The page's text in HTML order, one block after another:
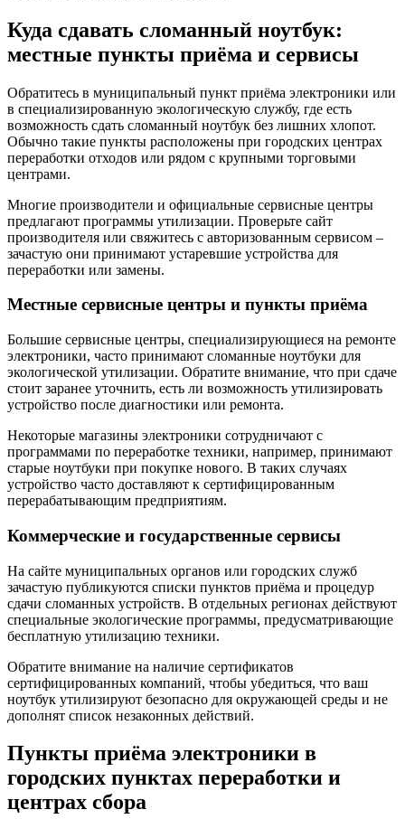
Куда сдавать сломанный ноутбук:
местные пункты приёма и сервисы
Обратитесь в муниципальный пункт приёма электроники или
в специализированную экологическую службу, где есть
возможность сдать сломанный ноутбук без лишних хлопот.
Обычно такие пункты расположены при городских центрах
переработки отходов или рядом с крупными торговыми
центрами.
Многие производители и официальные сервисные центры
предлагают программы утилизации. Проверьте сайт
производителя или свяжитесь с авторизованным сервисом –
зачастую они принимают устаревшие устройства для
переработки или замены.
Местные сервисные центры и пункты приёма
Большие сервисные центры, специализирующиеся на ремонте
электроники, часто принимают сломанные ноутбуки для
экологической утилизации. Обратите внимание, что при сдаче
стоит заранее уточнить, есть ли возможность утилизировать
устройство после диагностики или ремонта.
Некоторые магазины электроники сотрудничают с
программами по переработке техники, например, принимают
старые ноутбуки при покупке нового. В таких случаях
устройство часто доставляют к сертифицированным
перерабатывающим предприятиям.
Коммерческие и государственные сервисы
На сайте муниципальных органов или городских служб
зачастую публикуются списки пунктов приёма и процедур
сдачи сломанных устройств. В отдельных регионах действуют
специальные экологические программы, предусматривающие
бесплатную утилизацию техники.
Обратите внимание на наличие сертификатов
сертифицированных компаний, чтобы убедиться, что ваш
ноутбук утилизируют безопасно для окружающей среды и не
дополнят список незаконных действий.
Пункты приёма электроники в
городских пунктах переработки и
центрах сбора